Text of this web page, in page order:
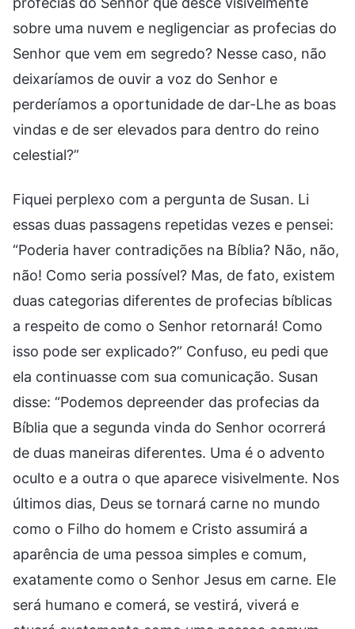
sobre uma nuvem e negligenciar as profecias do
Senhor que vem em segredo? Nesse caso, não
deixaríamos de ouvir a voz do Senhor e
perderíamos a oportunidade de dar-Lhe as boas
vindas e de ser elevados para dentro do reino
celestial?”
Fiquei perplexo com a pergunta de Susan. Li
essas duas passagens repetidas vezes e pensei:
“Poderia haver contradições na Bíblia? Não, não,
não! Como seria possível? Mas, de fato, existem
duas categorias diferentes de profecias bíblicas
a respeito de como o Senhor retornará! Como
isso pode ser explicado?” Confuso, eu pedi que
ela continuasse com sua comunicação. Susan
disse: “Podemos depreender das profecias da
Bíblia que a segunda vinda do Senhor ocorrerá
de duas maneiras diferentes. Uma é o advento
oculto e a outra o que aparece visivelmente. Nos
últimos dias, Deus se tornará carne no mundo
como o Filho do homem e Cristo assumirá a
aparência de uma pessoa simples e comum,
exatamente como o Senhor Jesus em carne. Ele
será humano e comerá, se vestirá, viverá e